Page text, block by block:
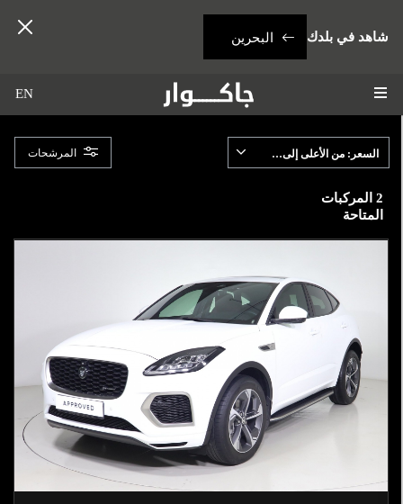
شاهد في بلدك البحرين
EN
السعر: من الأعلى إلى الإدنى المرشحات
2 المركبات
المتاحة
E-PACE